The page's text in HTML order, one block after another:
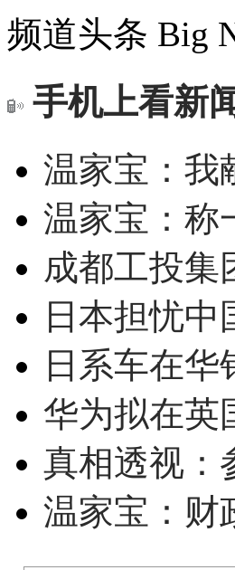
频道头条 Big
手机上看新
温家宝：我
温家宝：称
成都工投集
日本担忧
日系车在华
华为拟在英
真相透视：
温家宝：财